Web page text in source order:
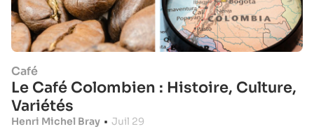
Café
Le Café Colombien : Histoire, Culture,
Variétés
Henri Michel Bray • Juil 29